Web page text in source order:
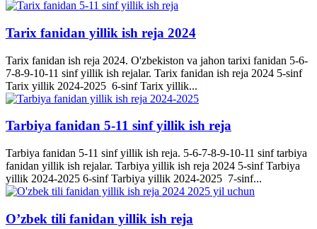
Tarix fanidan yillik ish reja 2024
Tarix fanidan ish reja 2024. O'zbekiston va jahon tarixi fanidan 5-6-
7-8-9-10-11 sinf yillik ish rejalar. Tarix fanidan ish reja 2024 5-sinf
Tarix yillik 2024-2025 6-sinf Tarix yillik...
Tarbiya fanidan 5-11 sinf yillik ish reja
Tarbiya fanidan 5-11 sinf yillik ish reja. 5-6-7-8-9-10-11 sinf tarbiya
fanidan yillik ish rejalar. Tarbiya yillik ish reja 2024 5-sinf Tarbiya
yillik 2024-2025 6-sinf Tarbiya yillik 2024-2025 7-sinf...
O’zbek tili fanidan yillik ish reja